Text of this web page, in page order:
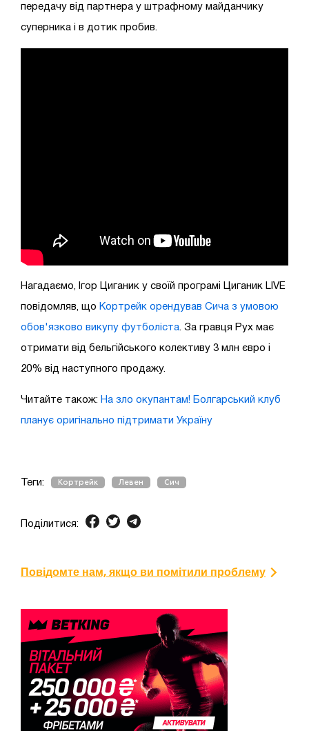
передачу від партнера у штрафному майданчику
суперника і в дотик пробив.
Нагадаємо, Ігор Циганик у своїй програмі Циганик LIVE
повідомляв, що Кортрейк орендував Сича з умовою
обов'язково викупу футболіста. За гравця Рух має
отримати від бельгійського колективу 3 млн євро і
20% від наступного продажу.
Читайте також: На зло окупантам! Болгарський клуб
планує оригінально підтримати Україну
Теги: Кортрейк Левен Сич
Поділитися:
Повідомте нам, якщо ви помітили проблему